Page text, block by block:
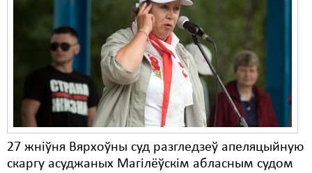
27 жніўня Вярхоўны суд разгледзеў апеляцыйную
скаргу асуджаных Магілёўскім абласным судом
Культурныя правы
Мігранты
Мірныя сходы
Палітвязьні